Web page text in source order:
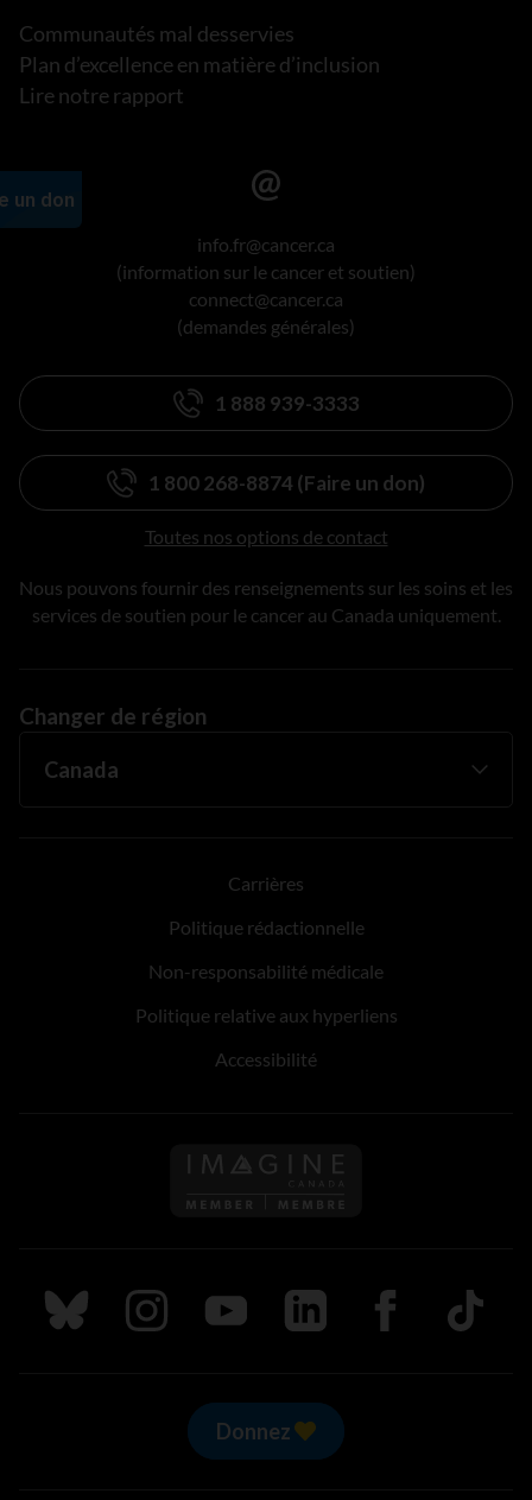
Communautés mal desservies
Plan d’excellence en matière d’inclusion
Lire notre rapport
info.fr@cancer.ca
(information sur le cancer et soutien)
connect@cancer.ca
(demandes générales)
1 888 939-3333
1 800 268-8874 (Faire un don)
Toutes nos options de contact
Nous pouvons fournir des renseignements sur les soins et les
services de soutien pour le cancer au Canada uniquement.
Changer de région
Carrières
Politique rédactionnelle
Non-responsabilité médicale
Politique relative aux hyperliens
Accessibilité
Suivez nous sur Bluesky
Suivez nous sur Instagram
Suivez nous sur Youtube
Suivez nous sur LinkedIn
Suivez nous sur
TikTok
Donnez